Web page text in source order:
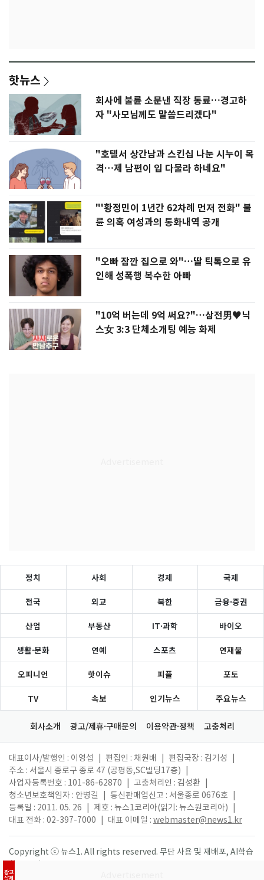
핫뉴스
회사에 불륜 소문낸 직장 동료…경고하
자 "사모님께도 말씀드리겠다"
"호텔서 상간남과 스킨십 나눈 시누이 목
격…제 남편이 입 다물라 하네요"
"'황정민이 1년간 62차례 먼저 전화" 불
륜 의혹 여성과의 통화내역 공개
"오빠 잠깐 집으로 와"…딸 틱톡으로 유
인해 성폭행 복수한 아빠
"10억 버는데 9억 써요?"…삼전男♥닉
스女 3:3 단체소개팅 예능 화제
광고
삭제
정치 사회 경제 국제
전국 외교 북한 금융·증권
산업 부동산 IT·과학 바이오
생활·문화 연예 스포츠 연재물
오피니언 핫이슈 피플 포토
TV 속보 인기뉴스 주요뉴스
회사소개 광고/제휴·구매문의 이용약관·정책 고충처리
대표이사/발행인 : 이영섭 편집인 : 채원배 편집국장 : 김기성
주소 : 서울시 종로구 종로 47 (공평동,SC빌딩17층)
사업자등록번호 : 101-86-62870
고충처리인 : 김성환
청소년보호책임자 : 안병길
통신판매업신고 : 서울종로 0676호
등록일 : 2011. 05. 26
제호 : 뉴스1코리아(읽기: 뉴스원코리아)
대표 전화 : 02-397-7000
대표 이메일 : webmaster@news1.kr
Copyright ⓒ 뉴스1. All rights reserved. 무단 사용 및 재배포, AI학습
활용 금지.